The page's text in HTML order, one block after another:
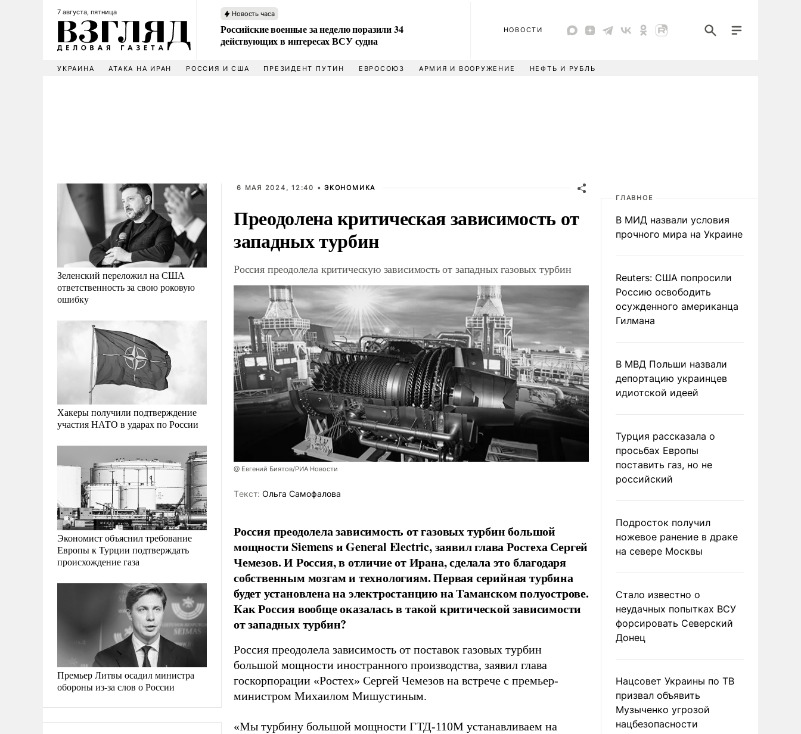
7 августа, пятница Новость часа
Российские военные за неделю поразили 34
действующих в интересах ВСУ судна
НОВОСТИ
УКРАИНА АТАКА НА ИРАН РОССИЯ И США ПРЕЗИДЕНТ ПУТИН ЕВРОСОЮЗ АРМИЯ И ВООРУЖЕНИЕ НЕФТЬ И РУБЛЬ
Зеленский переложил на США
ответственность за свою роковую
ошибку
Хакеры получили подтверждение
участия НАТО в ударах по России
Экономист объяснил требование
Европы к Турции подтверждать
происхождение газа
Премьер Литвы осадил министра
обороны из-за слов о России
6 МАЯ 2024, 12:40 •ЭКОНОМИКА
Преодолена критическая зависимость от
западных турбин
Россия преодолела критическую зависимость от западных газовых турбин
@ Евгений Биятов/РИА Новости
Tекст: Ольга Самофалова
Россия преодолела зависимость от газовых турбин большой
мощности Siemens и General Electric, заявил глава Ростеха Сергей
Чемезов. И Россия, в отличие от Ирана, сделала это благодаря
собственным мозгам и технологиям. Первая серийная турбина
будет установлена на электростанцию на Таманском полуострове.
Как Россия вообще оказалась в такой критической зависимости
от западных турбин?
Россия преодолела зависимость от поставок газовых турбин
большой мощности иностранного производства, заявил глава
госкорпорации «Ростех» Сергей Чемезов на встрече с премьер-
министром Михаилом Мишустиным.
«Мы турбину большой мощности ГТД-110М устанавливаем на
ГЛАВНОЕ
В МИД назвали условия
прочного мира на Украине
Reuters: США попросили
Россию освободить
осужденного американца
Гилмана
В МВД Польши назвали
депортацию украинцев
идиотской идеей
Турция рассказала о
просьбах Европы
поставить газ, но не
российский
Подросток получил
ножевое ранение в драке
на севере Москвы
Стало известно о
неудачных попытках ВСУ
форсировать Северский
Донец
Нацсовет Украины по ТВ
призвал объявить
Музыченко угрозой
нацбезопасности